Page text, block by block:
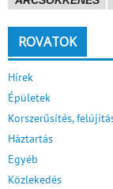
ROVATOK
Hírek
Épületek
Korszerűsítés,
Háztartás
Egyéb
Közlekedés